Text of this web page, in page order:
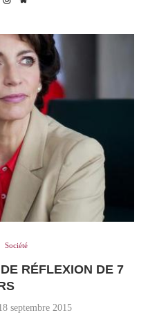
Société
RÉFLEXION DE 7
septembre 2015